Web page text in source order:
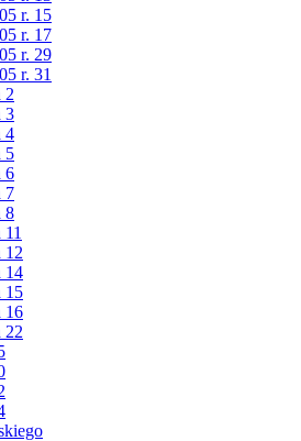
r. 15
r. 17
r. 29
r. 31
2
3
4
5
6
7
8
12
14
15
16
22